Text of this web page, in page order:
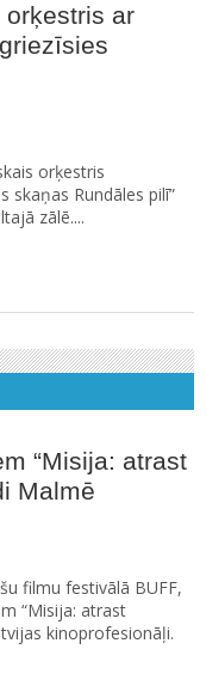
ar
orķestris
skaņas Rundāles pilī”
zālē....
“Misija: atrast
Malmē
filmu festivālā BUFF,
“Misija: atrast
kinoprofesionāļi.